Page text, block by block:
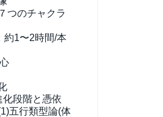
つのチャクラ
約1〜2時間/本
化段階と憑依
五行類型論(体